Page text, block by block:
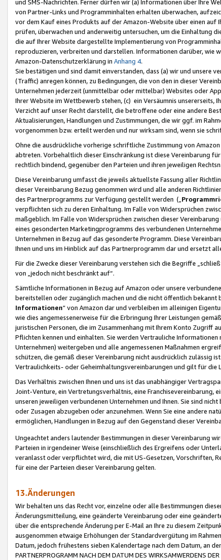
und SMS-Nachrichten. Ferner dürfen wir (a) Informationen über Ihre
von Partner-Links und Programminhalten erhalten überwachen,
vor dem Kauf eines Produkts auf der Amazon-Website über einen
prüfen, überwachen und anderweitig untersuchen, um die Einhaltung
die auf Ihrer Website dargestellte Implementierung von
reproduzieren, verbreiten und darstellen. Informationen darüber, wie
Amazon-Datenschutzerklärung in Anhang 4.
Sie bestätigen und sind damit einverstanden, dass (a) wir und
(Traffic) anregen können, zu Bedingungen, die von den in dieser
Unternehmen jederzeit (unmittelbar oder mittelbar) Websites oder
Ihrer Website im Wettbewerb stehen, (c) ein Versäumnis unsererseits,
Verzicht auf unser Recht darstellt, die betroffene oder eine andere
Aktualisierungen, Handlungen und Zustimmungen, die wir ggf. im
vorgenommen bzw. erteilt werden und nur wirksam sind, wenn sie
Ohne die ausdrückliche vorherige schriftliche Zustimmung von
abtreten. Vorbehaltlich dieser Einschränkung ist diese Vereinbarung
rechtlich bindend, gegenüber den Parteien und ihren jeweiligen
Diese Vereinbarung umfasst die jeweils aktuellste Fassung aller
dieser Vereinbarung Bezug genommen wird und alle anderen
des Partnerprogramms zur Verfügung gestellt werden („
verpflichten sich zu deren Einhaltung. Im Falle von Widersprüchen
maßgeblich. Im Falle von Widersprüchen zwischen dieser
eines gesonderten Marketingprogramms des verbundenen
Unternehmen in Bezug auf das gesonderte Programm. Diese
Ihnen und uns im Hinblick auf das Partnerprogramm dar und ersetzt
Für die Zwecke dieser Vereinbarung verstehen sich die Begriffe
von „jedoch nicht beschränkt auf“.
Sämtliche Informationen in Bezug auf Amazon oder unsere
bereitstellen oder zugänglich machen und die nicht öffentlich
Informationen“ von Amazon dar und verbleiben im alleinigen
wie dies angemessenerweise für die Erbringung Ihrer Leistungen
juristischen Personen, die im Zusammenhang mit Ihrem Konto
Pflichten kennen und einhalten. Sie werden Vertrauliche
Unternehmen) weitergeben und alle angemessenen Maßnahmen
schützen, die gemäß dieser Vereinbarung nicht ausdrücklich zulässig
Vertraulichkeits- oder Geheimhaltungsvereinbarungen und gilt für die
Das Verhältnis zwischen Ihnen und uns ist das unabhängiger
Joint-Venture, ein Vertretungsverhältnis, eine Franchisevereinbarung,
unseren jeweiligen verbundenen Unternehmen und Ihnen. Sie sind
oder Zusagen abzugeben oder anzunehmen. Wenn Sie eine andere
ermöglichen, Handlungen in Bezug auf den Gegenstand dieser
Ungeachtet anders lautender Bestimmungen in dieser Vereinbarung
Parteien in irgendeiner Weise (einschließlich des Ergreifens oder
veranlasst oder verpflichtet wird, die mit US-Gesetzen, Vorschriften,
für eine der Parteien dieser Vereinbarung gelten.
13.Änderungen
Wir behalten uns das Recht vor, einzelne oder alle Bestimmungen
Änderungsmitteilung, eine geänderte Vereinbarung oder eine
über die entsprechende Änderung per E-Mail an Ihre zu diesem
ausgenommen etwaige Erhöhungen der Standardvergütung im
Datum, jedoch frühestens sieben Kalendertage nach dem Datum, an
PARTNERPROGRAMM NACH DEM DATUM DES WIRKSAMWERDENS